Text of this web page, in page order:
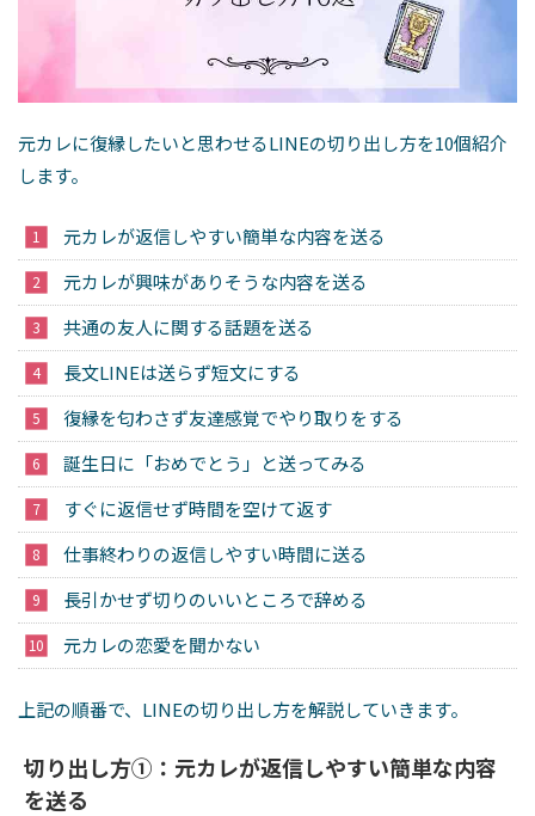
元カレに復縁したいと思わせるLINEの切り出し方を10個紹介
します。
元カレが返信しやすい簡単な内容を送る
元カレが興味がありそうな内容を送る
共通の友人に関する話題を送る
長文LINEは送らず短文にする
復縁を匂わさず友達感覚でやり取りをする
誕生日に「おめでとう」と送ってみる
すぐに返信せず時間を空けて返す
仕事終わりの返信しやすい時間に送る
長引かせず切りのいいところで辞める
元カレの恋愛を聞かない
上記の順番で、LINEの切り出し方を解説していきます。
切り出し方①：元カレが返信しやすい簡単な内容
を送る